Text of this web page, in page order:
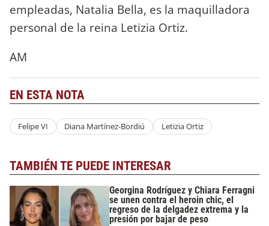
empleadas, Natalia Bella, es la maquilladora
personal de la reina Letizia Ortiz.
AM
EN ESTA NOTA
Felipe VI Diana Martínez-Bordiú Letizia Ortiz
TAMBIÉN TE PUEDE INTERESAR
Georgina Rodríguez y Chiara Ferragni
se unen contra el heroin chic, el
regreso de la delgadez extrema y la
presión por bajar de peso